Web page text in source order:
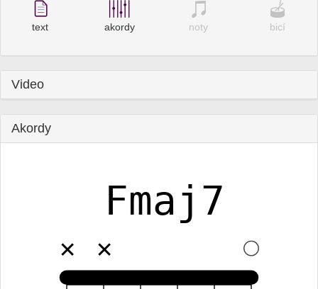
text akordy noty bicí
Video
Akordy
Fmaj7
✕ ✕